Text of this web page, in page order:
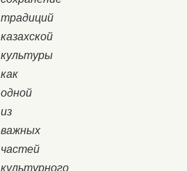
традиций
казахской
культуры
как
одной
из
важных
частей
культурного